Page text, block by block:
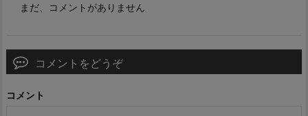
まだ、コメントがありません
コメントをどうぞ
コメント